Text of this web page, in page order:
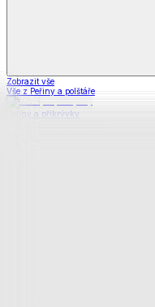
Zobrazit vše
Vše z Peřiny a polštáře
Peřiny a přikrývky